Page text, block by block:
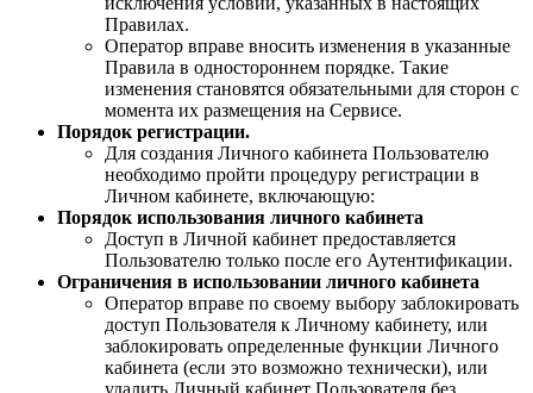
Правилах.
Оператор вправе вносить изменения в указанные
Правила в одностороннем порядке. Такие
изменения становятся обязательными для сторон с
момента их размещения на Сервисе.
Порядок регистрации.
Для создания Личного кабинета Пользователю
необходимо пройти процедуру регистрации в
Личном кабинете, включающую:
Порядок использования личного кабинета
Доступ в Личной кабинет предоставляется
Пользователю только после его Аутентификации.
Ограничения в использовании личного кабинета
Оператор вправе по своему выбору заблокировать
доступ Пользователя к Личному кабинету, или
заблокировать определенные функции Личного
кабинета (если это возможно технически), или
удалить Личный кабинет Пользователя без